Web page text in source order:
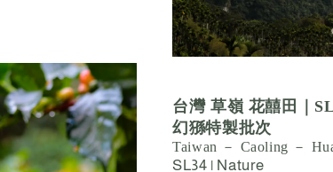
台灣 草嶺 花囍田
｜
幻猻特製批次
Taiwan － Caoling －
SL34 | Nature